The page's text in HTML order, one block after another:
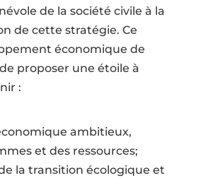
de la société civile à la
de cette stratégie. Ce
économique de
proposer une étoile à
:
ambitieux,
et des ressources;
la transition écologique et